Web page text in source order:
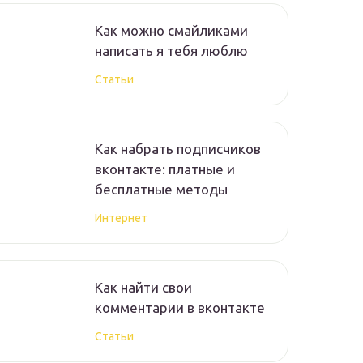
Как можно смайликами
написать я тебя люблю
Статьи
Как набрать подписчиков
вконтакте: платные и
бесплатные методы
Интернет
Как найти свои
комментарии в вконтакте
Статьи